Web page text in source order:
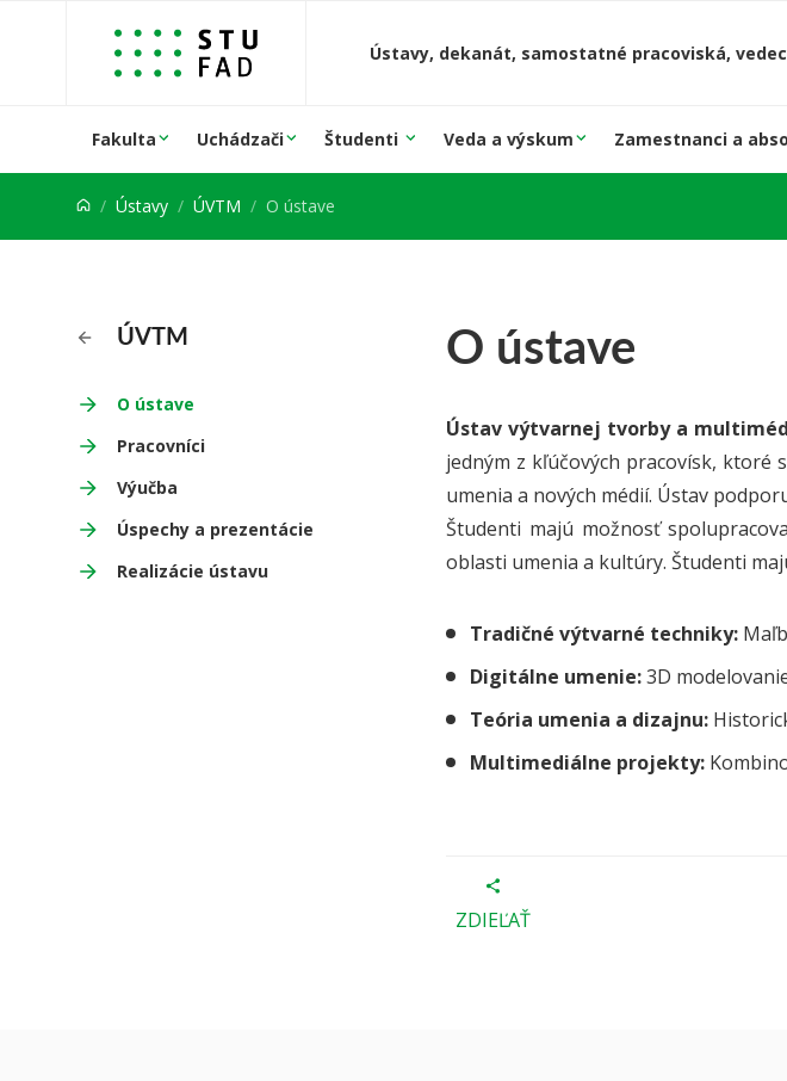
Prejsť na obsah
Ústavy, dekanát, samostatné pracoviská,
Fakulta Uchádzači Študenti Veda a výskum Zamestnanci a
Ústavy ÚVTM O ústave
ÚVTM
O ústave
Pracovníci
Výučba
Úspechy a prezentácie
Realizácie ústavu
O ústave
Ústav výtvarnej tvorby a
jedným z kľúčových pracovísk, ktoré
umenia a nových médií. Ústav
Študenti majú možnosť
oblasti umenia a kultúry. Študenti
Tradičné výtvarné techniky:
Digitálne umenie:3D
Teória umenia a dizajnu:
Multimediálne projekty:
ZDIEĽAŤ